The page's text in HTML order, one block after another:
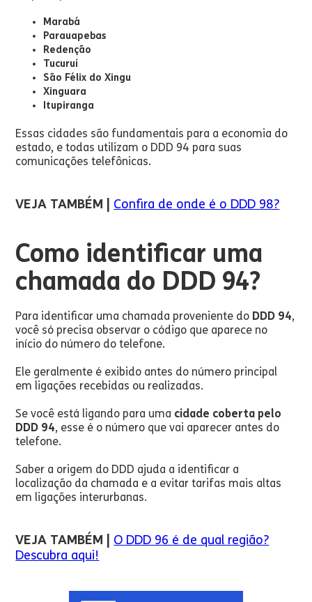
Marabá
Parauapebas
Redenção
Tucuruí
São Félix do Xingu
Xinguara
Itupiranga
Essas cidades são fundamentais para a economia do
estado, e todas utilizam o DDD 94 para suas
comunicações telefônicas.
VEJA TAMBÉM | Confira de onde é o DDD 98?
Como identificar uma
chamada do DDD 94?
Para identificar uma chamada proveniente do DDD 94,
você só precisa observar o código que aparece no
início do número do telefone.
Ele geralmente é exibido antes do número principal
em ligações recebidas ou realizadas.
Se você está ligando para uma cidade coberta pelo
DDD 94, esse é o número que vai aparecer antes do
telefone.
Saber a origem do DDD ajuda a identificar a
localização da chamada e a evitar tarifas mais altas
em ligações interurbanas.
VEJA TAMBÉM |
O DDD 96 é de qual região?
Descubra aqui!